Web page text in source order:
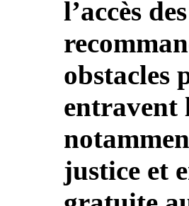
l’accès
obstacles
entravent
justice et